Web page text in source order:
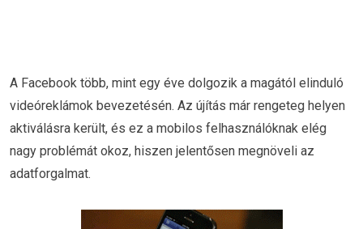
A Facebook több, mint egy éve dolgozik a magától elinduló
videóreklámok bevezetésén. Az újítás már rengeteg helyen
aktiválásra került, és ez a mobilos felhasználóknak elég
nagy problémát okoz, hiszen jelentősen megnöveli az
adatforgalmat.